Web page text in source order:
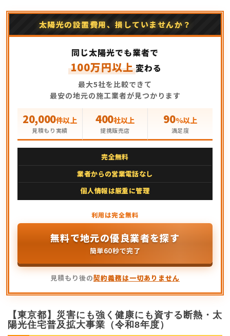
太陽光の設置費用、損していませんか？
同じ太陽光でも業者で
100万円以上変わる
最大5社を比較できて
最安の地元の施工業者が見つかります
20,000件以上
見積もり実績
400社以上
提携販売店
90%以上
満足度
完全無料
業者からの営業電話なし
個人情報は厳重に管理
無料で地元の優良業者を探す
簡単60秒で完了
見積もり後の契約義務は一切ありません
【東京都】災害にも強く健康にも資する断熱・太
陽光住宅普及拡大事業（令和8年度）